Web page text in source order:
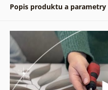
Popis produktu a parametry